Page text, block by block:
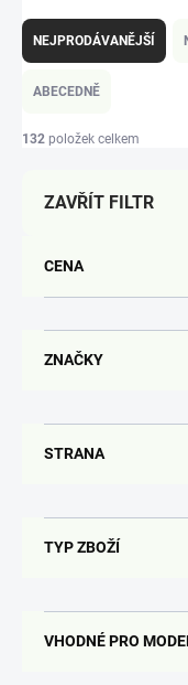
Ř
z
í
NEJPRODÁVANĚJŠÍ
ABECEDNĚ
132 položek celkem
ZAVŘÍT FILTR
CENA
ZNAČKY
STRANA
TYP ZBOŽÍ
VHODNÉ PRO